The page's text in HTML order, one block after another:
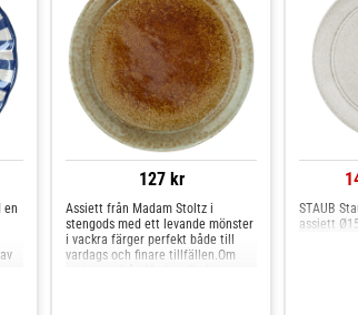
en
127 kr
Assiett från Madam Stoltz i
stengods med ett levande mönster
i vackra färger perfekt både till
vardags och finare tillfällen.Om
STAUB
assiett